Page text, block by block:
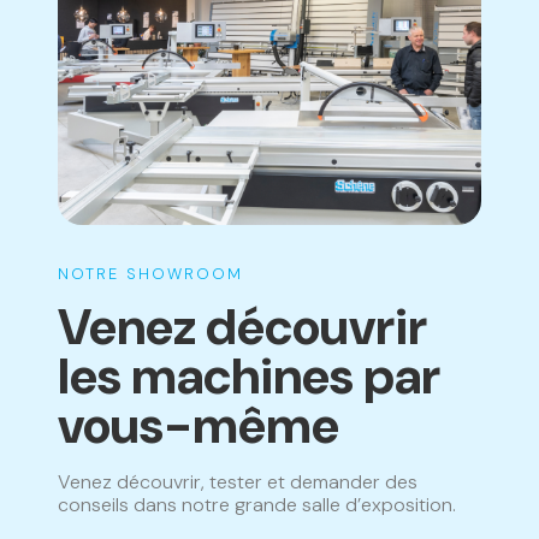
NOTRE SHOWROOM
Venez découvrir
les machines par
vous-même
Venez découvrir, tester et demander des
conseils dans notre grande salle d’exposition.